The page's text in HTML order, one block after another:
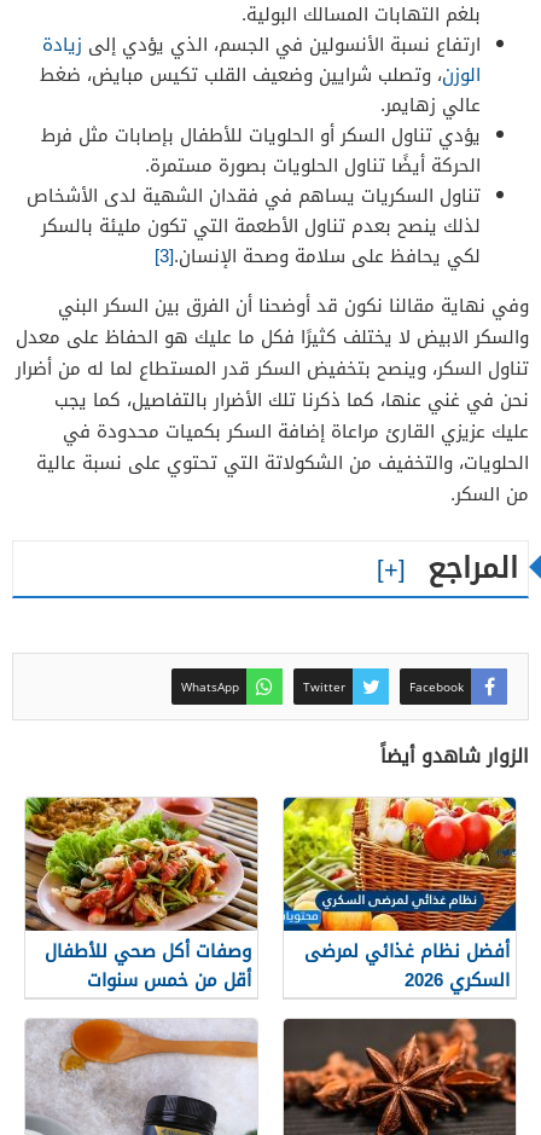
بلغم التهابات المسالك البولية.
ارتفاع نسبة الأنسولين في الجسم، الذي يؤدي إلى زيادة
الوزن، وتصلب شرايين وضعيف القلب تكيس مبايض، ضغط
عالي زهايمر.
يؤدي تناول السكر أو الحلويات للأطفال بإصابات مثل فرط
الحركة أيضًا تناول الحلويات بصورة مستمرة.
تناول السكريات يساهم في فقدان الشهية لدى الأشخاص
لذلك ينصح بعدم تناول الأطعمة التي تكون مليئة بالسكر
لكي يحافظ على سلامة وصحة الإنسان.[3]
وفي نهاية مقالنا نكون قد أوضحنا أن الفرق بين السكر البني
والسكر الابيض لا يختلف كثيرًا فكل ما عليك هو الحفاظ على معدل
تناول السكر، وينصح بتخفيض السكر قدر المستطاع لما له من أضرار
نحن في غني عنها، كما ذكرنا تلك الأضرار بالتفاصيل، كما يجب
عليك عزيزي القارئ مراعاة إضافة السكر بكميات محدودة في
الحلويات، والتخفيف من الشكولاتة التي تحتوي على نسبة عالية
من السكر.
المراجع
Facebook
Twitter
WhatsApp
الزوار شاهدو أيضاً
أفضل نظام غذائي لمرضى
السكري 2026
وصفات أكل صحي للأطفال
أقل من خمس سنوات